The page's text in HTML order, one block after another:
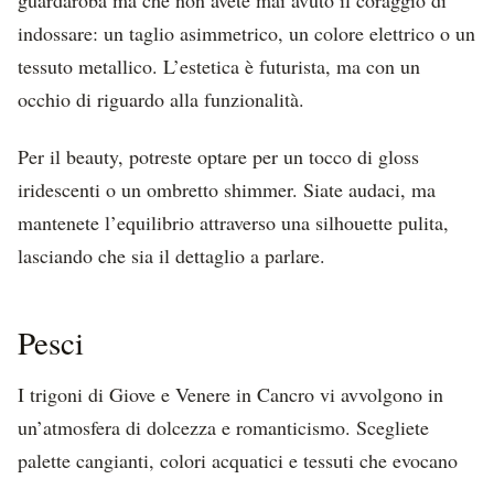
indossare: un taglio asimmetrico, un colore elettrico o un
tessuto metallico. L’estetica è futurista, ma con un
occhio di riguardo alla funzionalità.
Per il beauty, potreste optare per un tocco di gloss
iridescenti o un ombretto shimmer. Siate audaci, ma
mantenete l’equilibrio attraverso una silhouette pulita,
lasciando che sia il dettaglio a parlare.
Pesci
I trigoni di Giove e Venere in Cancro vi avvolgono in
un’atmosfera di dolcezza e romanticismo. Scegliete
palette cangianti, colori acquatici e tessuti che evocano